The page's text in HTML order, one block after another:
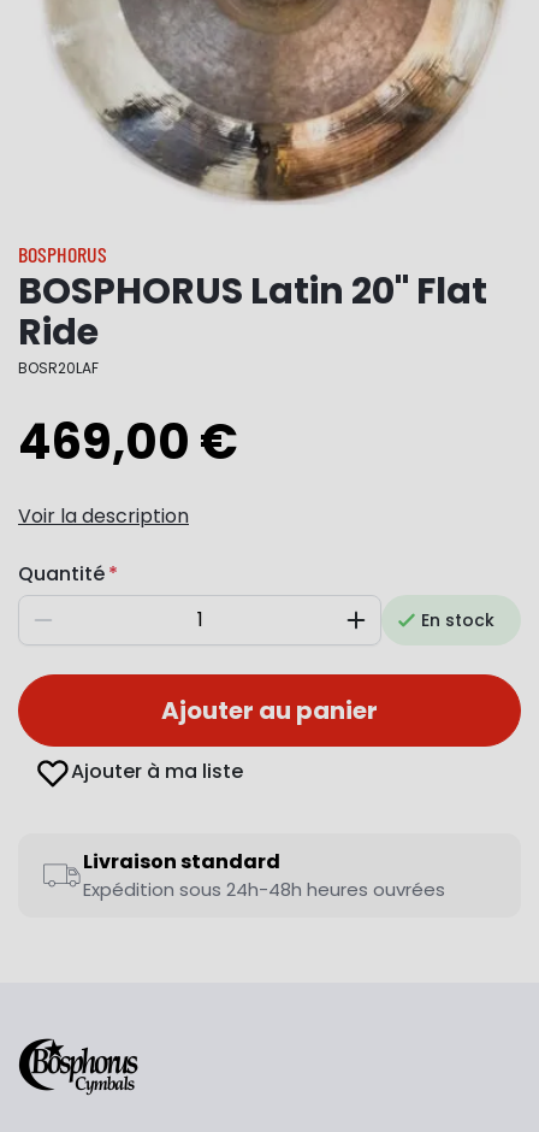
BOSPHORUS
BOSPHORUS Latin 20" Flat
Ride
BOSR20LAF
469,00 €
Voir la description
Quantité
Diminuer AugmenterEn stock
Ajouter au panier
Ajouter à ma liste
Livraison standard
Expédition sous 24h-48h heures ouvrées